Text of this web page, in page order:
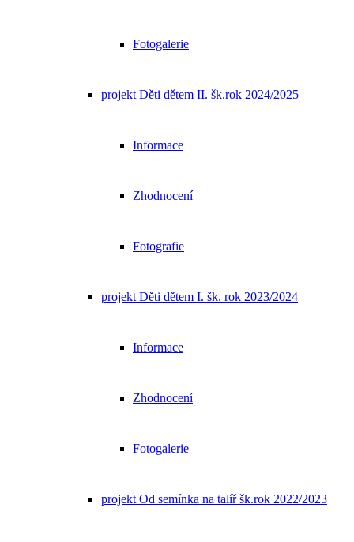
Fotogalerie
projekt Děti dětem II. šk.rok 2024/2025
Informace
Zhodnocení
Fotografie
projekt Děti dětem I. šk. rok 2023/2024
Informace
Zhodnocení
Fotogalerie
projekt Od semínka na talíř šk.rok 2022/2023